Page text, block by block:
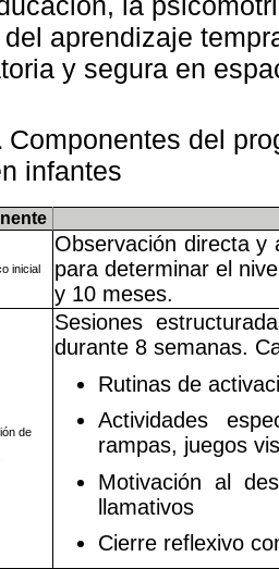
aprendizaje
y segura en
Componentes del
infantes
inicial
Observación directa y
para determinar el
y 10 meses.
de
Sesiones
durante 8 semanas.
Rutinas de
Actividades
rampas, juegos
Motivación al
llamativos
Cierre reflexivo